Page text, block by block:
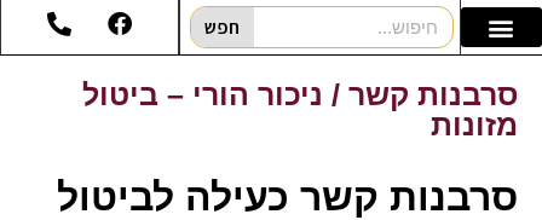
חפש
סרבנות קשר / ניכור הורי – ביטול
מזונות
סרבנות קשר כעילה לביטול